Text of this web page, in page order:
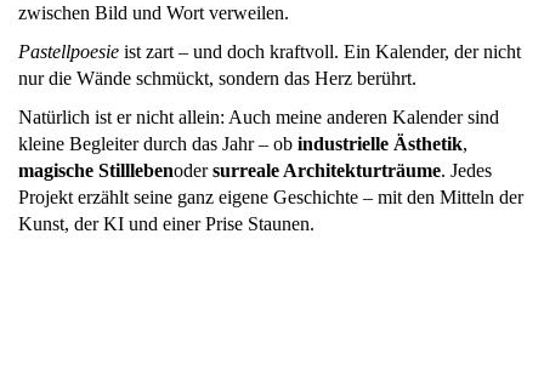
zwischen Bild und Wort verweilen.
Pastellpoesie ist zart – und doch kraftvoll. Ein Kalender, der nicht
nur die Wände schmückt, sondern das Herz berührt.
Natürlich ist er nicht allein: Auch meine anderen Kalender sind
kleine Begleiter durch das Jahr – ob industrielle Ästhetik,
magische Stilllebenodersurreale Architekturträume. Jedes
Projekt erzählt seine ganz eigene Geschichte – mit den Mitteln der
Kunst, der KI und einer Prise Staunen.